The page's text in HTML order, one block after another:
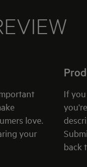
love.
your
If
back